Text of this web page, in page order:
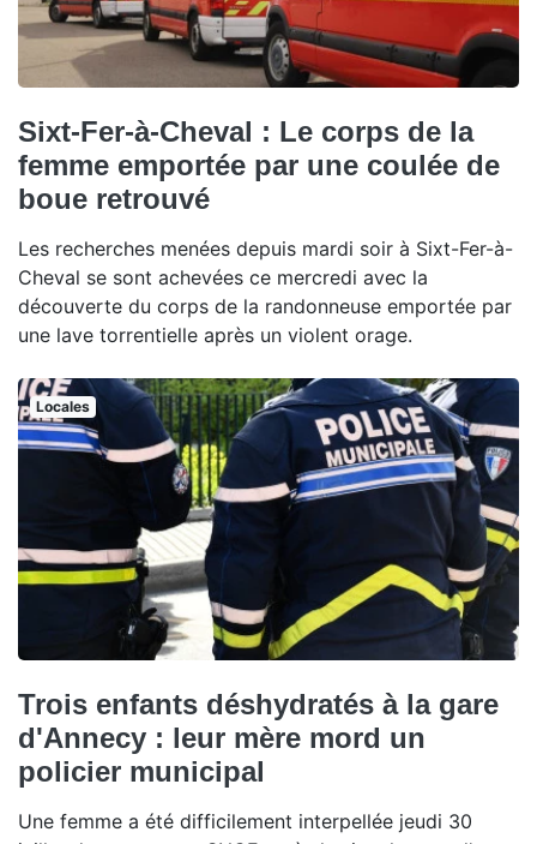
Sixt-Fer-à-Cheval : Le corps de la
femme emportée par une coulée de
boue retrouvé
Les recherches menées depuis mardi soir à Sixt-Fer-à-
Cheval se sont achevées ce mercredi avec la
découverte du corps de la randonneuse emportée par
une lave torrentielle après un violent orage.
Locales
Trois enfants déshydratés à la gare
d'Annecy : leur mère mord un
policier municipal
Une femme a été difficilement interpellée jeudi 30